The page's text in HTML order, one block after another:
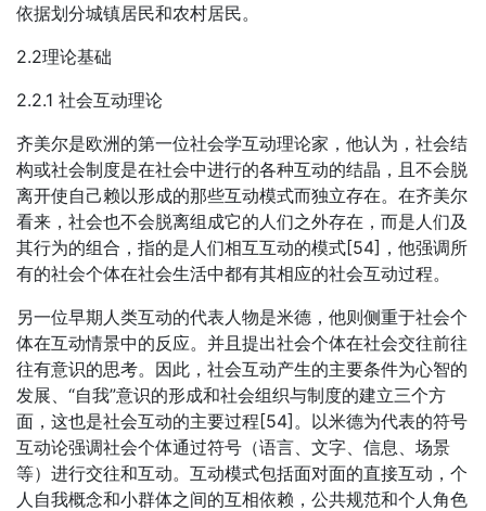
依据划分城镇居民和农村居民。
2.2理论基础
2.2.1 社会互动理论
齐美尔是欧洲的第一位社会学互动理论家，他认为，社会结
构或社会制度是在社会中进行的各种互动的结晶，且不会脱
离开使自己赖以形成的那些互动模式而独立存在。在齐美尔
看来，社会也不会脱离组成它的人们之外存在，而是人们及
其行为的组合，指的是人们相互互动的模式[54]，他强调所
有的社会个体在社会生活中都有其相应的社会互动过程。
另一位早期人类互动的代表人物是米德，他则侧重于社会个
体在互动情景中的反应。并且提出社会个体在社会交往前往
往有意识的思考。因此，社会互动产生的主要条件为心智的
发展、“自我”意识的形成和社会组织与制度的建立三个方
面，这也是社会互动的主要过程[54]。以米德为代表的符号
互动论强调社会个体通过符号（语言、文字、信息、场景
等）进行交往和互动。互动模式包括面对面的直接互动，个
人自我概念和小群体之间的互相依赖，公共规范和个人角色